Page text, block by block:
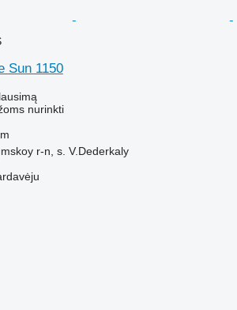
Sun 1150
nurinkti
r-n, s. V.Dederkaly